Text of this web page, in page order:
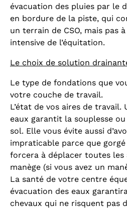
évacuation des pluies par le
en bordure de la piste, qui
un terrain de CSO, mais pas
intensive de l’équitation.
Le choix de solution
Le type de fondations que
votre couche de travail.
L’état de vos aires de travail.
eaux garantit la souplesse
sol. Elle vous évite aussi
impraticable parce que gorgé
forcera à déplacer toutes les
manège (si vous avez un
La santé de votre centre
évacuation des eaux
chevaux qui ne risquent pas